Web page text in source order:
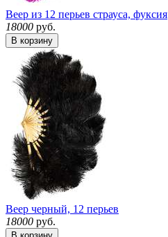
Веер из 12 перьев страуса, фуксия
18000 руб.
В корзину
Веер черный, 12 перьев
18000 руб.